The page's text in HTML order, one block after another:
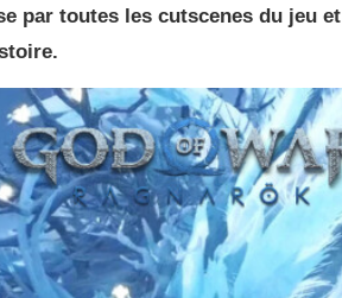
par toutes les cutscenes du jeu et